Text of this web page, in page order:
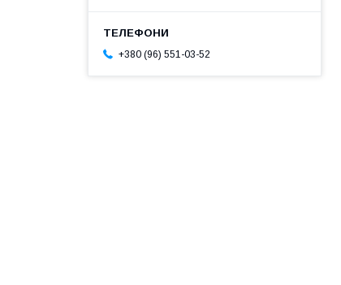
+380 (96) 551-03-52